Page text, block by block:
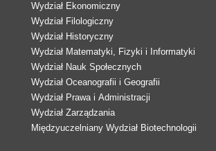
Wydział Ekonomiczny
Wydział Filologiczny
Wydział Historyczny
Wydział Matematyki, Fizyki i Informatyki
Wydział Nauk Społecznych
Wydział Oceanografii i Geografii
Wydział Prawa i Administracji
Wydział Zarządzania
Międzyuczelniany Wydział Biotechnologii